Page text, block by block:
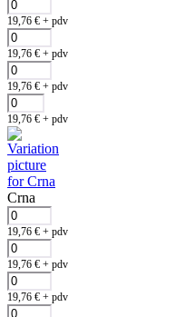
19,76 € + pdv
19,76 € + pdv
19,76 € + pdv
19,76 € + pdv
Crna
19,76 € + pdv
19,76 € + pdv
19,76 € + pdv